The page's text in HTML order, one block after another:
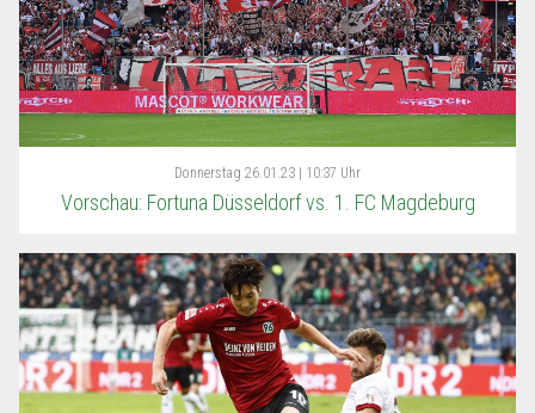
Donnerstag 26.01.23 | 10:37 Uhr
Vorschau: Fortuna Düsseldorf vs. 1. FC Magdeburg